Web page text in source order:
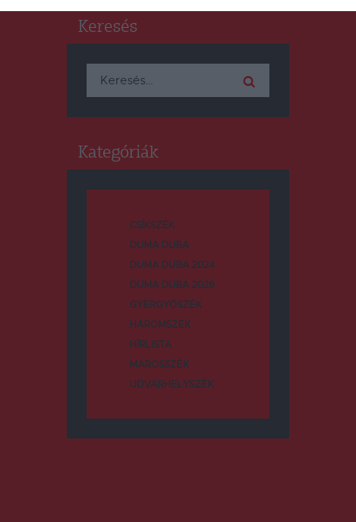
Keresés
Keresés:
Kategóriák
CSÍKSZÉK
DUMA DUBA
DUMA DUBA 2024
DUMA DUBA 2026
GYERGYÓSZÉK
HÁROMSZÉK
HÍRLISTA
MAROSSZÉK
UDVARHELYSZÉK